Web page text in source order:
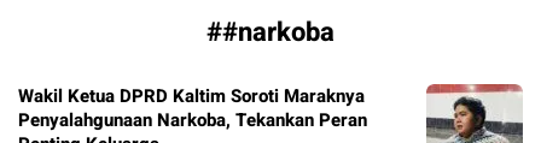
##narkoba
Wakil Ketua DPRD Kaltim Soroti Maraknya
Penyalahgunaan Narkoba, Tekankan Peran